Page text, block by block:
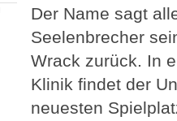
Der Name sagt
Seelenbrecher
Wrack zurück. In
Klinik findet der
neuesten